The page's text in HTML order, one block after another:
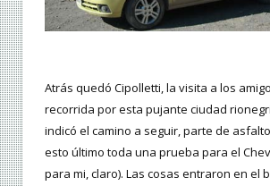
Atrás quedó Cipolletti, la visita a los
recorrida por esta pujante ciudad
indicó el camino a seguir, parte de
esto último toda una prueba para el
para mi, claro). Las cosas entraron en el